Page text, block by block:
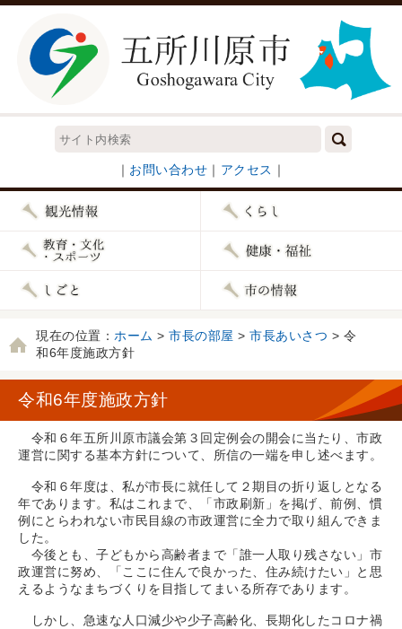
｜ お問い合わせ ｜ アクセス ｜
現在の位置： ホーム > 市長の部屋 > 市長あいさつ > 令
和6年度施政方針
令和6年度施政方針
令和６年五所川原市議会第３回定例会の開会に当たり、市政
運営に関する基本方針について、所信の一端を申し述べます。
令和６年度は、私が市長に就任して２期目の折り返しとなる
年であります。私はこれまで、「市政刷新」を掲げ、前例、慣
例にとらわれない市民目線の市政運営に全力で取り組んできま
した。
今後とも、子どもから高齢者まで「誰一人取り残さない」市
政運営に努め、「ここに住んで良かった、住み続けたい」と思
えるようなまちづくりを目指してまいる所存であります。
しかし、急速な人口減少や少子高齢化、長期化したコロナ禍